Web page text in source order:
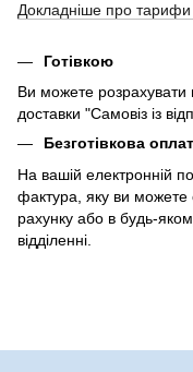
Докладніше про тарифи
Готівкою
Ви можете розрахувати
доставки "Самовіз із
Безготівкова
На вашій електронній
фактура, яку ви можете
рахунку або в будь-
відділенні.